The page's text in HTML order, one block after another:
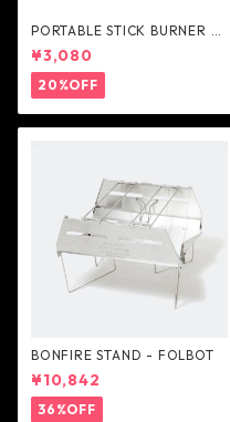
PORTABLE STICK BURNER -
AS2OV
¥3,080
20%OFF
BONFIRE STAND - FOLBOT
¥10,842
36%OFF